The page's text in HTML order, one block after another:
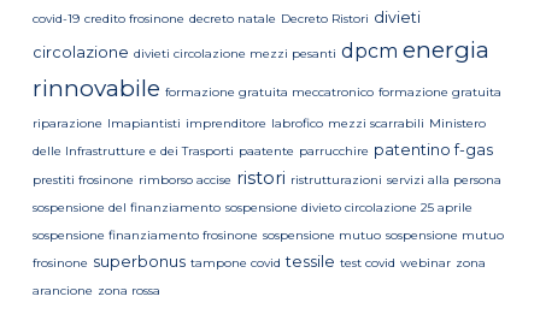
covid-19 credito frosinone decreto natale Decreto Ristori divieti
circolazione divieti circolazione mezzi pesanti dpcm energia
rinnovabile formazione gratuita meccatronico formazione gratuita
riparazione Imapiantisti imprenditore labrofico mezzi scarrabili Ministero
delle Infrastrutture e dei Trasporti paatente parrucchire patentino f-gas
prestiti frosinone rimborso accise ristori ristrutturazioni servizi alla persona
sospensione del finanziamento sospensione divieto circolazione 25 aprile
sospensione finanziamento frosinone sospensione mutuo sospensione mutuo
frosinone superbonus tampone covid tessile test covid webinar zona
arancione zona rossa